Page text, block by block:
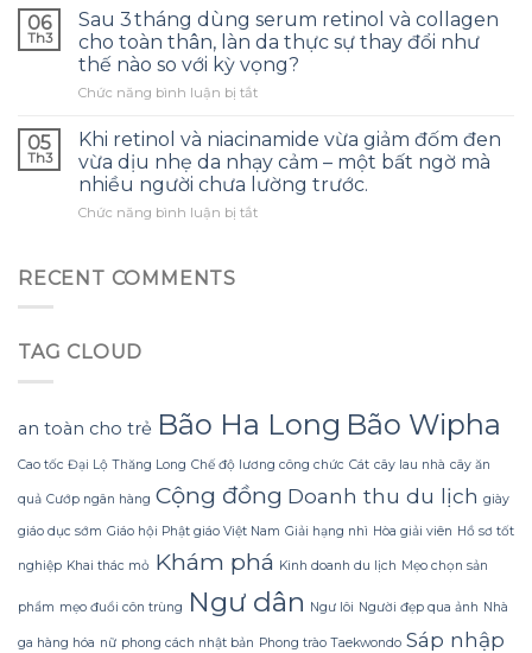
tình
cho
phụ
huynh
nạ
mũi
CPAP
khiến
áp
thở
tăng
bất
ngờ
và
kem
bôi
trị
nấm
giảm
nhanh,
nhưng
làn
da
vẫn
06
Th3
Sau 3 tháng dùng serum retinol và collagen
cho toàn thân, làn da thực sự thay đổi như
thế nào so với kỳ vọng?
Chức năng bình luận bị tắtở
3 tháng
dùng
serum
retinol
và
đổi
như
nào
so
kỳ
vọng?
05
Th3
Khi retinol và niacinamide vừa giảm đốm đen
vừa dịu nhẹ da nhạy cảm – một bất ngờ mà
nhiều người chưa lường trước.
Chức năng bình luận bị tắtở
dịu
nhẹ
nhạy
cảm
một
bất
ngờ
mà
nhiều
người
RECENT COMMENTS
TAG CLOUD
an toàn cho trẻ Bão Ha Long Bão Wipha
Cao tốc Đại Lộ Thăng Long Chế độ lương công chức Cát cây lau nhà cây ăn
quả Cướp ngân hàng Cộng đồng Doanh thu du lịch giày
giáo dục sớm Giáo hội Phật giáo Việt Nam Giải hạng nhì Hòa giải viên Hồ sơ tốt
nghiệp Khai thác mỏ Khám phá Kinh doanh du lịch Mẹo chọn sản
phẩm mẹo đuổi côn trùng Ngư dân Ngư lôi Người đẹp qua ảnh Nhà
ga hàng hóa nữ phong cách nhật bản Phong trào Taekwondo Sáp nhập